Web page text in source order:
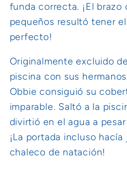
funda correcta. ¡El brazo
pequeños resultó tener
perfecto!
Originalmente excluido
piscina con sus
Obbie consiguió su
imparable. Saltó a la
divirtió en el agua a
¡La portada incluso
chaleco de natación!